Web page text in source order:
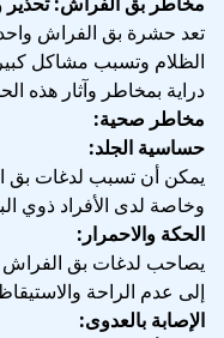
تعد حشرة بق الفراش
الظلام وتسبب مشاكل
دراية بمخاطر وآثار هذه
مخاطر صحية:
حساسية الجلد:
يمكن أن تسبب لدغات بق
وخاصة لدى الأفراد ذوي
الحكة والاحمرار:
يصاحب لدغات بق الفراش
إلى عدم الراحة
الإصابة بالعدوى: